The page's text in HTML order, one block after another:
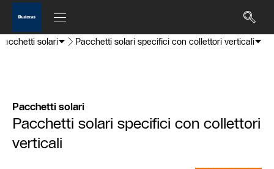
solari Pacchetti solari specifici con collettori verticali
Pacchetti solari
Pacchetti solari specifici con collettori
verticali